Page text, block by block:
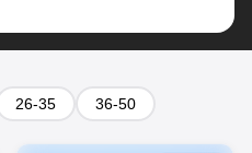
26-35 36-50